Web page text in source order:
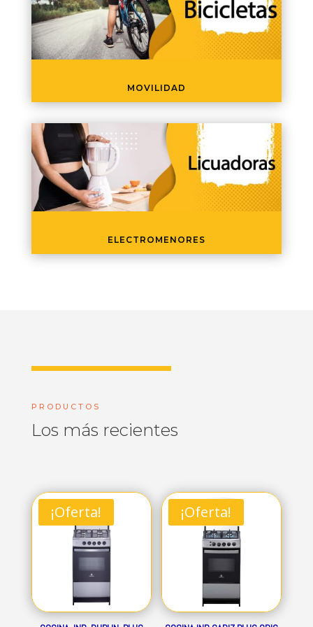
MOVILIDAD
ELECTROMENORES
PRODUCTOS
Los más recientes
¡Oferta! ¡Oferta!